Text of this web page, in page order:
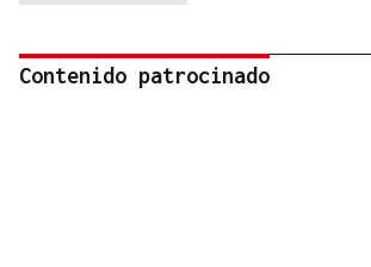
Contenido patrocinado